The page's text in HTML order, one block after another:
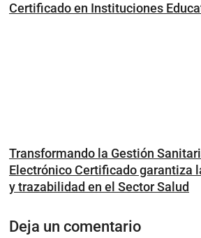
Certificado en Instituciones
Transformando la Gestión
Electrónico Certificado garantiza
y trazabilidad en el Sector Salud
Deja un comentario